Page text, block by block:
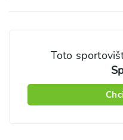
Toto